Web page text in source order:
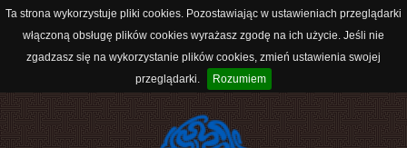
Ta strona wykorzystuje pliki cookies. Pozostawiając w ustawieniach przeglądarki
włączoną obsługę plików cookies wyrażasz zgodę na ich użycie. Jeśli nie
zgadzasz się na wykorzystanie plików cookies, zmień ustawienia swojej
przeglądarki.
Rozumiem